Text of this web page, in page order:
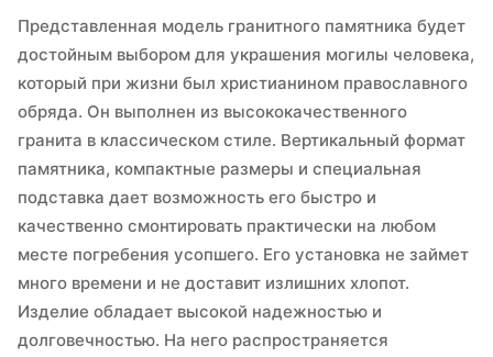
Представленная модель гранитного памятника будет
достойным выбором для украшения могилы человека,
который при жизни был христианином православного
обряда. Он выполнен из высококачественного
гранита в классическом стиле. Вертикальный формат
памятника, компактные размеры и специальная
подставка дает возможность его быстро и
качественно смонтировать практически на любом
месте погребения усопшего. Его установка не займет
много времени и не доставит излишних хлопот.
Изделие обладает высокой надежностью и
долговечностью. На него распространяется